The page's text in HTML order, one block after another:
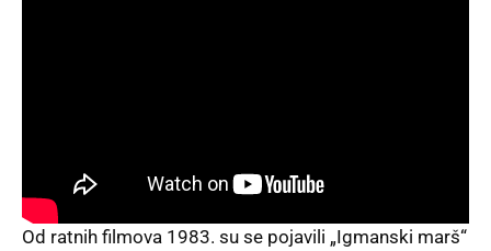
Od ratnih filmova 1983. su se pojavili „Igmanski marš“